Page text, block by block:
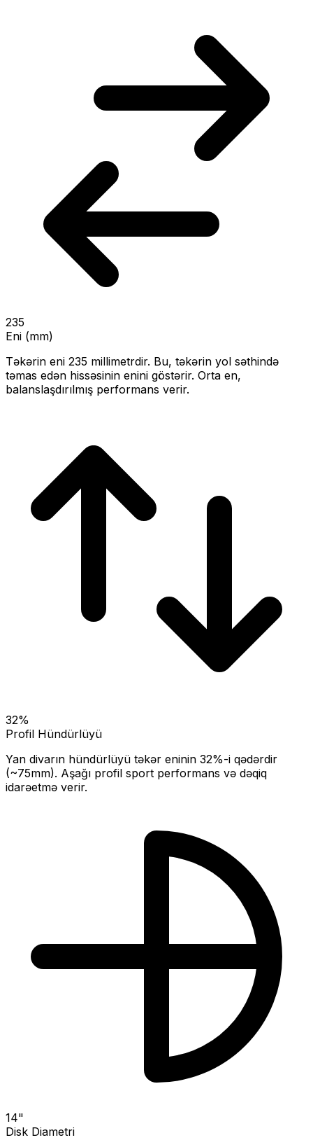
235
Eni (mm)
Təkərin eni 235 millimetrdir. Bu, təkərin yol səthində
təmas edən hissəsinin enini göstərir. Orta en,
balanslaşdırılmış performans verir.
32%
Profil Hündürlüyü
Yan divarın hündürlüyü təkər eninin 32%-i qədərdir
(~75mm). Aşağı profil sport performans və dəqiq
idarəetmə verir.
14"
Disk Diametri